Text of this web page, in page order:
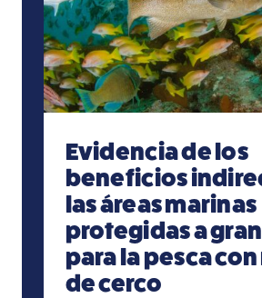
Evidencia de los
beneficios
las áreas marinas
protegidas a
para la pesca
de cerco